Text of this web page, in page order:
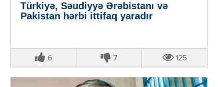
Türkiyə, Səudiyyə Ərəbistanı və
Pakistan hərbi ittifaq yaradır
6 7 125